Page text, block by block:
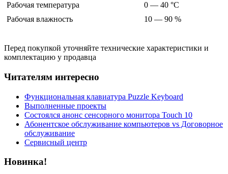
Рабочая температура
0 — 40 °С
Рабочая влажность
10 — 90 %
Перед покупкой уточняйте технические характеристики и
комплектацию у продавца
Читателям интересно
Функциональная клавиатура Puzzle Keyboard
Выполненные проекты
Состоялся анонс сенсорного монитора Touch 10
Абонентское обслуживание компьютеров vs Договорное
обслуживание
Сервисный центр
Новинка!